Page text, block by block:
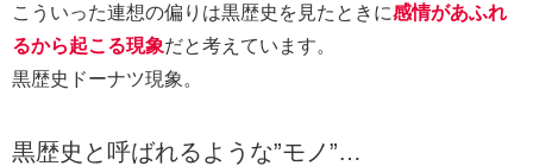
こういった連想の偏りは黒歴史を見たときに感情があふれ
るから起こる現象だと考えています。
黒歴史ドーナツ現象。
黒歴史と呼ばれるような”モノ”…